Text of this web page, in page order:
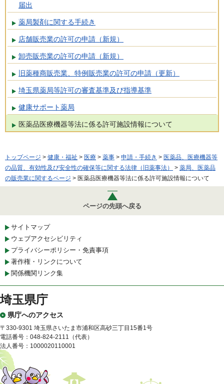
届出
薬局製剤に関する手続き
店舗販売業の許可の申請（新規）
卸売販売業の許可の申請（新規）
旧薬種商販売業、特例販売業の許可の申請（更新）
埼玉県薬局等許可の審査基準及び指導基準
健康サポート薬局
医薬品医療機器等法に係る許可施設情報について
トップページ > 健康・福祉 > 医療 > 薬事 > 申請・手続き > 医薬品、医療機器等
の品質、有効性及び安全性の確保等に関する法律（旧薬事法）
> 薬局、医薬品
の販売業に関するページ > 医薬品医療機器等法に係る許可施設情報について
ページの先頭へ戻る
サイトマップ
ウェブアクセシビリティ
プライバシーポリシー・免責事項
著作権・リンクについて
関係機関リンク集
埼玉県庁
県庁へのアクセス
〒330-9301 埼玉県さいたま市浦和区高砂三丁目15番1号
電話番号：048-824-2111（代表）
法人番号：1000020110001